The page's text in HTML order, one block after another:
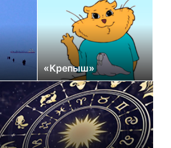
«Крепыш»